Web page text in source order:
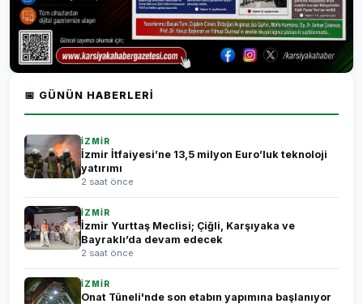
📅 GÜNÜN HABERLERI
İZMİR
İzmir İtfaiyesi’ne 13,5 milyon Euro’luk teknoloji
yatırımı
2 saat önce
İZMİR
İzmir Yurttaş Meclisi; Çiğli, Karşıyaka ve
Bayraklı’da devam edecek
2 saat önce
İZMİR
Onat Tüneli'nde son etabın yapımına başlanıyor